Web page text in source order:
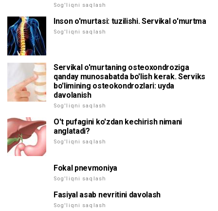
Sog'liqni saqlash
Inson o'murtasi: tuzilishi. Servikal o'murtma
Sog'liqni saqlash
Servikal o'murtaning osteoxondroziga
qanday munosabatda bo'lish kerak. Serviks
bo'limining osteokondrozlari: uyda
davolanish
Sog'liqni saqlash
O't pufagini ko'zdan kechirish nimani
anglatadi?
Sog'liqni saqlash
Fokal pnevmoniya
Sog'liqni saqlash
Fasiyal asab nevritini davolash
Sog'liqni saqlash